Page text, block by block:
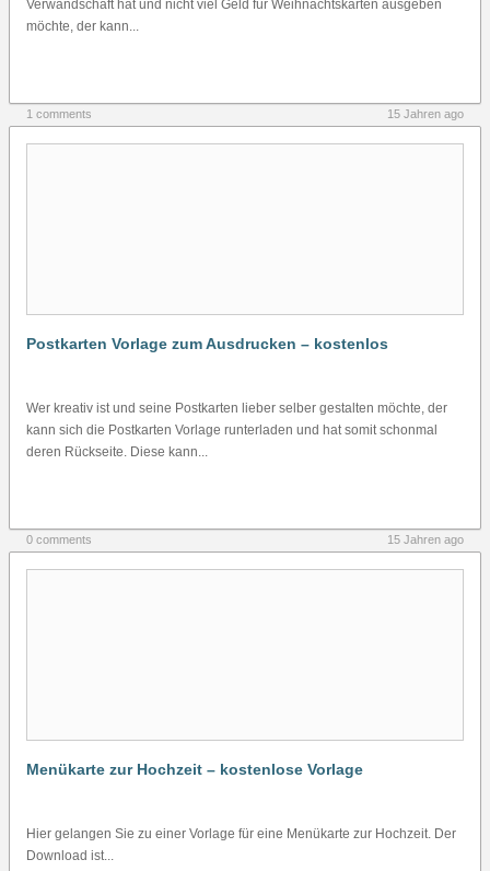
Verwandschaft hat und nicht viel Geld für Weihnachtskarten ausgeben
möchte, der kann...
1 comments 15 Jahren ago
Postkarten Vorlage zum Ausdrucken – kostenlos
Wer kreativ ist und seine Postkarten lieber selber gestalten möchte, der
kann sich die Postkarten Vorlage runterladen und hat somit schonmal
deren Rückseite. Diese kann...
0 comments 15 Jahren ago
Menükarte zur Hochzeit – kostenlose Vorlage
Hier gelangen Sie zu einer Vorlage für eine Menükarte zur Hochzeit. Der
Download ist...